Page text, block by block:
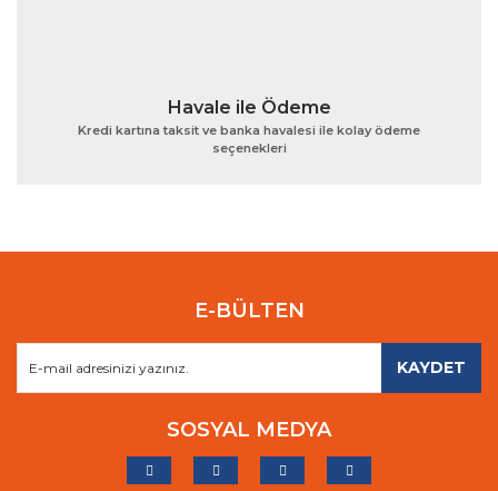
Havale ile Ödeme
Kredi kartına taksit ve banka havalesi ile kolay ödeme
seçenekleri
E-BÜLTEN
KAYDET
SOSYAL MEDYA